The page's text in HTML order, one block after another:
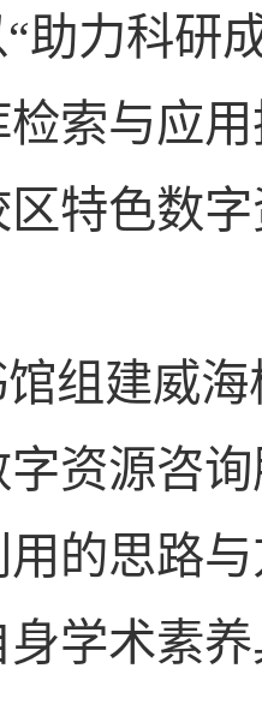
助力科研
索与应
特色数
组建威
字资源咨
的思路
学术素